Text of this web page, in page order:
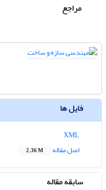
مراجع
فایل ها
اصل مقاله
2.36 M
سابقه مقاله